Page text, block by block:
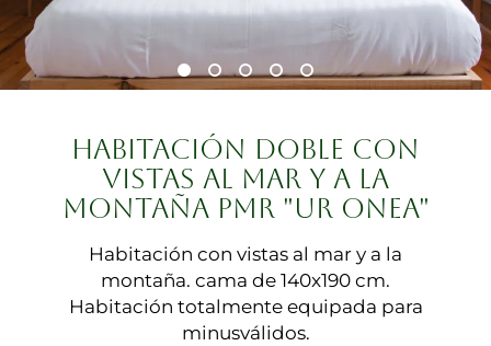
HABITACIÓN DOBLE CON
VISTAS AL MAR Y A LA
MONTAÑA PMR "UR ONEA"
Habitación con vistas al mar y a la
montaña. cama de 140x190 cm.
Habitación totalmente equipada para
minusválidos.